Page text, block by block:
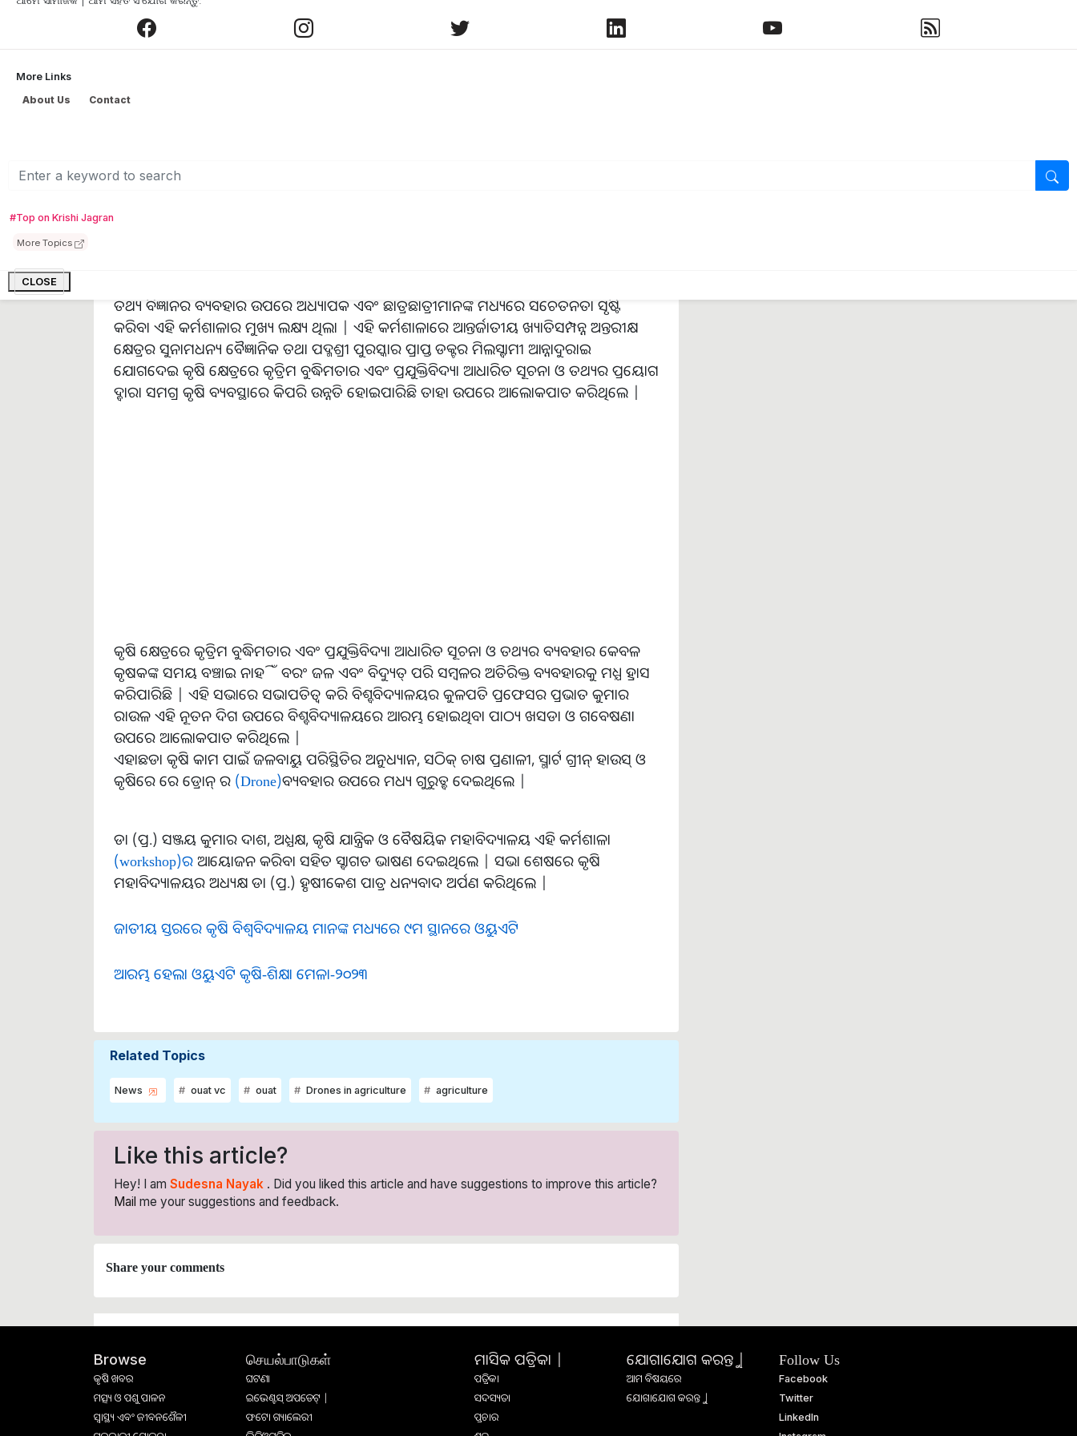
More Links
About Us
Contact
#Top on Krishi Jagran
More Topics
CLOSE
(workshop​)
ତଥ୍ୟ ବିଜ୍ଞାନର ବ୍ୟବ‌ହାର ଉପରେ ଅଧ୍ୟାପକ ଏବଂ ଛାତ୍ରଛାତ୍ରୀମାନଙ୍କ ମଧ୍ୟରେ ସଚେତନତା ସୃଷ୍ଟି
କରିବା ଏହି କର୍ମଶାଳାର ମୁଖ୍ୟ ଲକ୍ଷ୍ୟ ଥିଲା | ଏହି କର୍ମଶାଳାରେ ଆନ୍ତର୍ଜାତୀୟ ଖ୍ୟାତିସମ୍ପନ୍ନ ଅନ୍ତରୀକ୍ଷ
କ୍ଷେତ୍ରର ସୁନାମଧନ୍ୟ ବୈଜ୍ଞାନିକ ତଥା ପଦ୍ମଶ୍ରୀ ପୁରସ୍କାର ପ୍ରାପ୍ତ ଡକ୍ଟର ମିଲସ୍ବାମୀ ଆନ୍ନାଦୁରାଇ
ଯୋଗଦେଇ କୃଷି କ୍ଷେତ୍ରରେ କୃତ୍ରିମ ବୁଦ୍ଧିମତାର ଏବଂ ପ୍ରଯୁକ୍ତିବିଦ୍ୟା ଆଧାରିତ ସୂଚନା ଓ ତଥ୍ୟର ପ୍ରୟୋଗ
ଦ୍ବାରା ସମଗ୍ର କୃଷି ବ୍ୟବସ୍ଥାରେ କିପରି ଉନ୍ନତି ହୋଇପାରିଛି ତାହା ଉପରେ ଆଲୋକପାତ କରିଥିଲେ |
କୃଷି କ୍ଷେତ୍ରରେ କୃତ୍ରିମ ବୁଦ୍ଧିମତାର ଏବଂ ପ୍ରଯୁକ୍ତିବିଦ୍ୟା ଆଧାରିତ ସୂଚନା ଓ ତଥ୍ୟର ବ୍ୟବହାର କେବଳ
କୃଷକଙ୍କ ସମୟ ବଞ୍ଚାଇ ନାହିଁ ବରଂ ଜଳ ଏବଂ ବିଦ୍ୟୁତ୍ ପରି ସମ୍ବଳର ଅତିରିକ୍ତ ବ୍ୟବହାରକୁ ମଧ୍ଯ ହ୍ରାସ
କରିପାରିଛି | ଏହି ସଭାରେ ସଭାପତିତ୍ୱ କରି ବିଶ୍ବବିଦ୍ୟାଳୟର କୁଳପତି ପ୍ରଫେସର ପ୍ରଭାତ କୁମାର
ରାଉଳ ଏହି ନୂତନ ଦିଗ ଉପରେ ବିଶ୍ବବିଦ୍ୟାଳୟରେ ଆରମ୍ଭ ହୋଇଥିବା ପାଠ୍ୟ ଖସଡା ଓ ଗବେଷଣା
ଉପରେ ଆଲୋକପାତ କରିଥିଲେ |
ଏହାଛଡା କୃଷି କାମ ପାଇଁ ଜଳବାୟୁ ପରିସ୍ଥିତିର ଅନୁଧ୍ୟାନ, ସଠିକ୍ ଚାଷ ପ୍ରଣାଳୀ, ସ୍ମାର୍ଟ ଗ୍ରୀନ୍ ହାଉସ୍ ଓ
କୃଷିରେ ରେ ଡ୍ରୋନ୍ ର (Drone)ବ୍ୟବ‌ହାର ଉପରେ ମଧ୍ୟ ଗୁରୁତ୍ବ ଦେଇଥିଲେ |
ଡା (ପ୍ର.) ସଞ୍ଜୟ କୁମାର ଦାଶ, ଅଧ୍ଯକ୍ଷ, କୃଷି ଯାନ୍ତ୍ରିକ ଓ ବୈଷୟିକ ମହାବିଦ୍ୟାଳୟ ଏହି କର୍ମଶାଳା
(workshop​)ର ଆୟୋଜନ କରିବା ସହିତ ସ୍ବାଗତ ଭାଷଣ ଦେଇଥିଲେ | ସଭା ଶେଷରେ କୃଷି
ମହାବିଦ୍ୟାଳୟର ଅଧ୍ୟକ୍ଷ ଡା (ପ୍ର.) ହୃଷୀକେଶ ପାତ୍ର ଧନ୍ୟବାଦ ଅର୍ପଣ କରିଥିଲେ |
ଜାତୀୟ ସ୍ତରରେ କୃଷି ବିଶ୍ୱବିଦ୍ୟାଳୟ ମାନଙ୍କ ମଧ୍ୟରେ ୯ମ ସ୍ଥାନରେ ଓୟୁଏଟି
ଆରମ୍ଭ ହେଲା ଓୟୁଏଟି କୃଷି-ଶିକ୍ଷା ମେଳା-୨୦୨୩
Related Topics
News ouat vc ouat Drones in agriculture agriculture
Like this article?
Hey! I am Sudesna Nayak . Did you liked this article and have suggestions to improve this article?
Mail me your suggestions and feedback.
Share your comments
Browse
କୃଷି ଖବର
ମତ୍ସ୍ୟ ଓ ପଶୁ ପାଳନ
ସ୍ୱାସ୍ଥ୍ୟ ଏବଂ ଜୀବନଶୈଳୀ
செயல்பாடுகள்
ଘଟଣା
ଇଭେଣ୍ଟସ୍ ଅପଡେଟ୍ |
ଫଟୋ ଗ୍ୟାଲେରୀ
ମାସିକ ପତ୍ରିକା |
ପତ୍ରିକା
ସଦସ୍ୟତା
ପ୍ରଚାର
ଯୋଗାଯୋଗ କରନ୍ତୁ |
ଆମ ବିଷୟରେ
ଯୋଗାଯୋଗ କରନ୍ତୁ |
Follow Us
Facebook
Twitter
LinkedIn